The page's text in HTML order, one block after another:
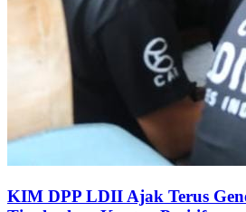
KIM DPP LDII Ajak Terus